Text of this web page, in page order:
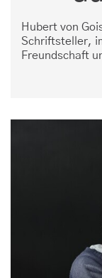
Hubert von
Schriftsteller,
Freundschaft